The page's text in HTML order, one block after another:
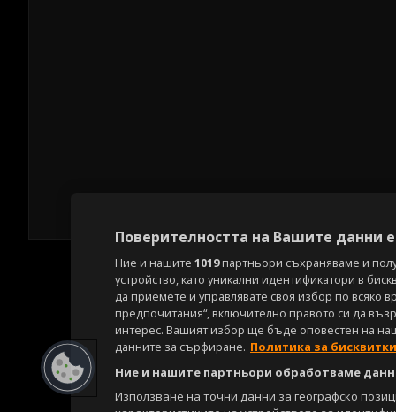
Поверителността на Вашите данни
Ние и нашите 1019партньори съхраняваме и
устройство, като уникални идентификатори в
да приемете и управлявате своя избор по всяко
предпочитания“, включително правото си да
интерес. Вашият избор ще бъде оповестен на
данните за сърфиране. Политика за
Ние и нашите партньори обработваме
Използване на точни данни за географско